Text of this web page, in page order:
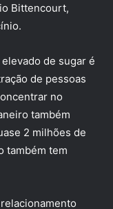
Bittencourt,
de sugar é
de pessoas
no
também
2 milhões de
também tem